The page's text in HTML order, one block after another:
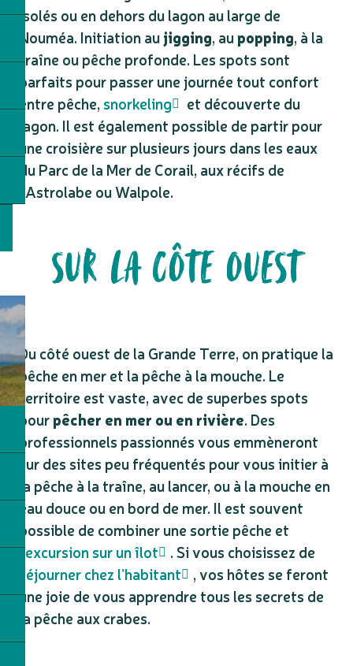
isolés ou en dehors du lagon au large de
Nouméa. Initiation aujigging, aupopping, à la
traîne ou pêche profonde. Les spots sont
parfaits pour passer une journée tout confort
entre pêche,snorkeling
et découverte du
lagon. Il est également possible de partir pour
une croisière sur plusieurs jours dans les eaux
du Parc de la Mer de Corail, aux récifs de
l’Astrolabe ou Walpole.
SUR LA CÔTE OUEST
Du côté ouest de la Grande Terre, on pratique la
pêche en mer et la pêche à la mouche. Le
territoire est vaste, avec de superbes spots
pourpêcher en mer ou en rivière. Des
professionnels passionnés vous emmèneront
sur des sites peu fréquentés pour vous initier à
la pêche à la traîne, au lancer, ou à la mouche en
eau douce ou en bord de mer. Il est souvent
possible de combiner une sortie pêche et
l’excursion sur un îlot
. Si vous choisissez de
séjourner chez l’habitant
, vos hôtes se feront
une joie de vous apprendre tous les secrets de
la pêche aux crabes.